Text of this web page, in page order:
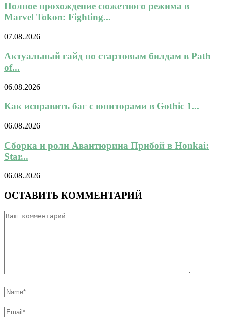
Полное прохождение сюжетного режима в
Marvel Tokon: Fighting...
07.08.2026
Актуальный гайд по стартовым билдам в Path
of...
06.08.2026
Как исправить баг с юниторами в Gothic 1...
06.08.2026
Сборка и роли Авантюрина Прибой в Honkai:
Star...
06.08.2026
ОСТАВИТЬ КОММЕНТАРИЙ